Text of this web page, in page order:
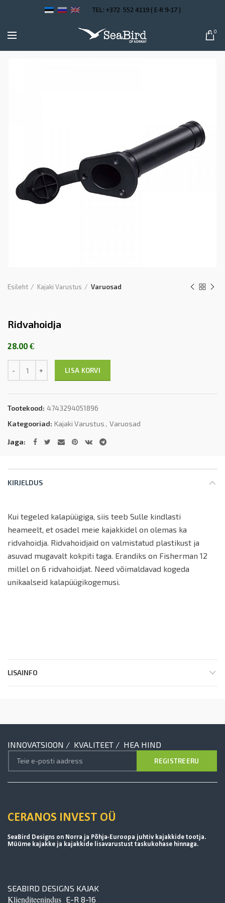
TEL: +372 552 4119 ( E-R 9-17 )
0
Esileht Kajaki Varustus Varuosad
Ridvahoidja
28.00 €
LISA KORVI
Tootekood: 4743294051896
Kategooriad: Kajaki Varustus , Varuosad
Jaga
KIRJELDUS
Kui tegeled kalapüügiga, siis teeb Sulle kindlasti
heameelt, et osadel meie kajakkidel on olemas ka
ridvahoidja. Ridvahoidjaid on valmistatud plastikust ja
asuvad mugavalt kokpiti taga. Erandiks on Fisherman 12
millel on 6 ridvahoidjat. Need võimaldavad kogeda
unikaalseid kalapüügikogemusi.
LISAINFO
INNOVATSIOON / KVALITEET / HEA HIND
CERANOS INVEST OÜ
SeaBird Designs on Norra ja Põhja-Euroopa juhtiv kajakkide tootja.
Müüme kajakke ja kajakkide lisavarustust taskukohase hinnaga.
SEABIRD DESIGNS KAJAK
Klienditeenindus E-R 8-16